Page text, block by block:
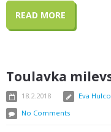
READ MORE
Toulavka
18.2.2018 Eva
No Comments